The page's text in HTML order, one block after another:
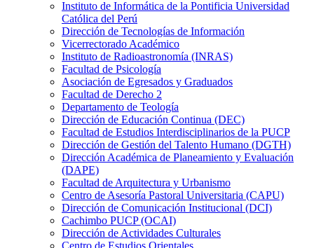
Instituto de Informática de la Pontificia Universidad
Católica del Perú
Dirección de Tecnologías de Información
Vicerrectorado Académico
Instituto de Radioastronomía (INRAS)
Facultad de Psicología
Asociación de Egresados y Graduados
Facultad de Derecho 2
Departamento de Teología
Dirección de Educación Continua (DEC)
Facultad de Estudios Interdisciplinarios de la PUCP
Dirección de Gestión del Talento Humano (DGTH)
Dirección Académica de Planeamiento y Evaluación
(DAPE)
Facultad de Arquitectura y Urbanismo
Centro de Asesoría Pastoral Universitaria (CAPU)
Dirección de Comunicación Institucional (DCI)
Cachimbo PUCP (OCAI)
Dirección de Actividades Culturales
Centro de Estudios Orientales